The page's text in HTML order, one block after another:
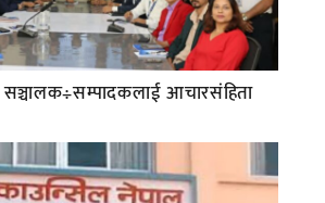
आचारसंहिता